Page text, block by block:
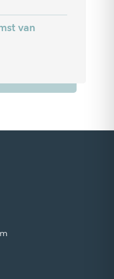
van